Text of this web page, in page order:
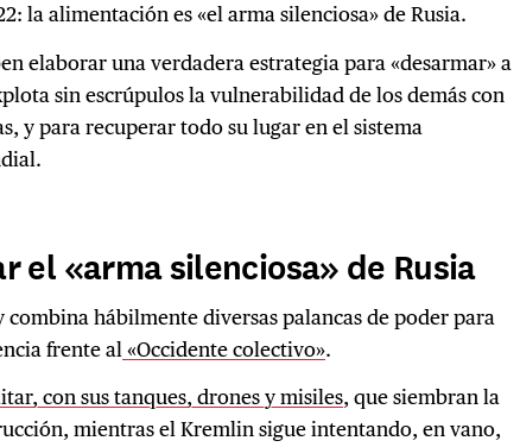
la alimentación es «el arma silenciosa» de Rusia.
elaborar una verdadera estrategia para «desarmar» a
sin escrúpulos la vulnerabilidad de los demás con
y para recuperar todo su lugar en el sistema
el «arma silenciosa» de Rusia
combina hábilmente diversas palancas de poder para
frente al «Occidente colectivo».
con sus tanques, drones y misiles, que siembran la
mientras el Kremlin sigue intentando, en vano,